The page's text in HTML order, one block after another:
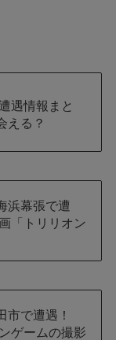
遇情報まと
える？
浜幕張で遭
「トリリオン
市で遭遇！
ゲームの撮影